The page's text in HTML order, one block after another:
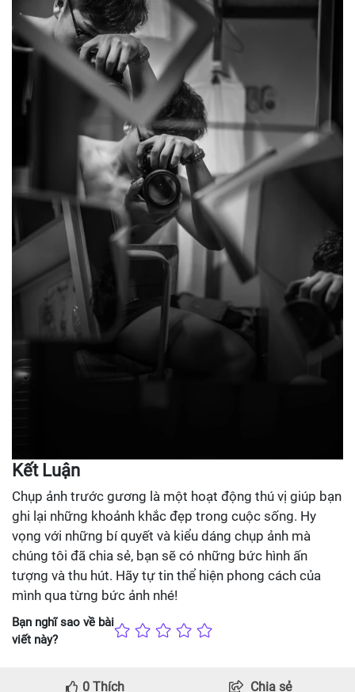
Kết Luận
Chụp ảnh trước gương là một hoạt động thú vị giúp bạn
ghi lại những khoảnh khắc đẹp trong cuộc sống. Hy
vọng với những bí quyết và kiểu dáng chụp ảnh mà
chúng tôi đã chia sẻ, bạn sẽ có những bức hình ấn
tượng và thu hút. Hãy tự tin thể hiện phong cách của
mình qua từng bức ảnh nhé!
Bạn nghĩ sao về bài
viết này?
0 Thích Chia sẻ